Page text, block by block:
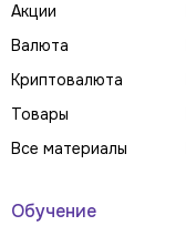
Акции
Валюта
Криптовалюта
Товары
Все материалы
Обучение